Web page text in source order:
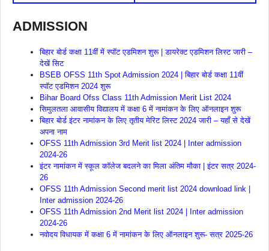
ADMISSION
बिहार बोर्ड कक्षा 11वीं में स्पॉट एडमिशन शुरू | डायरेक्ट एडमिशन लिस्ट जारी –
देखें सिट
BSEB OFSS 11th Spot Admission 2024 | बिहार बोर्ड कक्षा 11वीं
स्पॉट एडमिशन 2024 शुरू
Bihar Board Ofss Class 11th Admission Merit List 2024
सिमुलतला आवासीय विद्यालय में कक्षा 6 में नामांकन के लिए ऑनलाइन शुरू
बिहार बोर्ड इंटर नामांकन के लिए तृतीय मेरिट लिस्ट 2024 जारी – यहाँ से देखें
अपना नाम
OFSS 11th Admission 3rd Merit list 2024 | Inter admission
2024-26
इंटर नामांकन में स्कूल कॉलेज बदलने का मिला अंतिम मौका | इंटर सत्र 2024-
26
OFSS 11th Admission Second merit list 2024 download link |
Inter admission 2024-26
OFSS 11th Admission 2nd Merit list 2024 | Inter admission
2024-26
नवोदय विधायक में कक्षा 6 में नामांकन के लिए ऑनलाइन शुरू- सत्र 2025-26